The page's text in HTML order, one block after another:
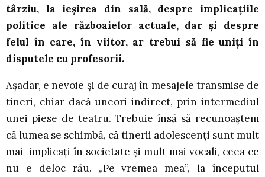
târziu, la ieșirea din sală, despre implicațiile
politice ale războaielor actuale, dar și despre
felul în care, în viitor, ar trebui să fie uniți în
disputele cu profesorii.
Așadar, e nevoie și de curaj în mesajele transmise de
tineri, chiar dacă uneori indirect, prin intermediul
unei piese de teatru. Trebuie însă să recunoaștem
că lumea se schimbă, că tinerii adolescenți sunt mult
mai implicați în societate și mult mai vocali, ceea ce
nu e deloc rău. „Pe vremea mea”, la începutul